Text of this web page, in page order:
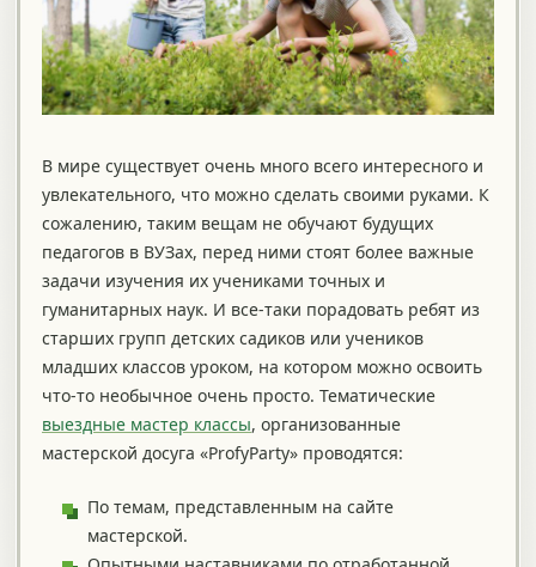
В мире существует очень много всего интересного и
увлекательного, что можно сделать своими руками. К
сожалению, таким вещам не обучают будущих
педагогов в ВУЗах, перед ними стоят более важные
задачи изучения их учениками точных и
гуманитарных наук. И все-таки порадовать ребят из
старших групп детских садиков или учеников
младших классов уроком, на котором можно освоить
что-то необычное очень просто. Тематические
выездные мастер классы, организованные
мастерской досуга «ProfyParty» проводятся:
По темам, представленным на сайте
мастерской.